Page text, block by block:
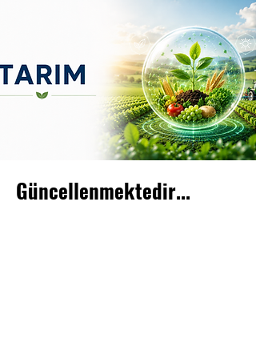
Güncellenmektedir...